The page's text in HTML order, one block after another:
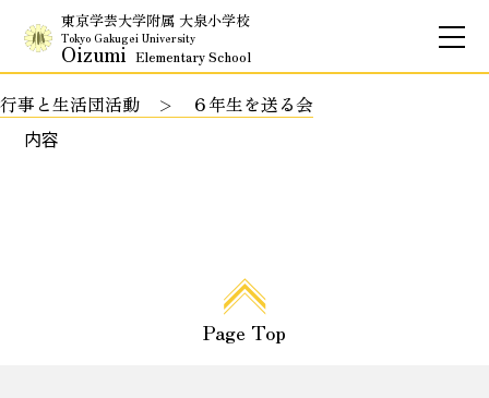
東京学芸大学附属 大泉小学校
Tokyo Gakugei University
Oizumi Elementary School
お問合せ アクセス
学校理念
行事と生活団活動
６年生を送る会
内容
Page Top